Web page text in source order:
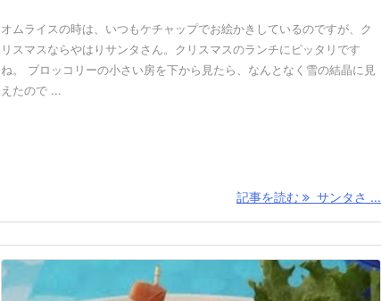
オムライスの時は、いつもケチャップでお絵かきしているのですが、ク
リスマスならやはりサンタさん。クリスマスのランチにピッタリです
ね。 ブロッコリーの小さい房を下から見たら、なんとなく雪の結晶に見
えたので ...
記事を読む サンタさ ...